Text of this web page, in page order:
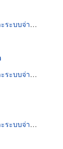
สไฟฟ้าต่อเนื่อง
สไฟฟ้าต่อเนื่อง
สไฟฟ้าต่อเนื่อง